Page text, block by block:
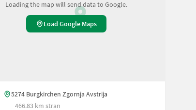
dogovorite za termin po telefonu ali po e-pošti. Ekipa
Loading the map will send data to Google.
Load Google Maps
5274 Burgkirchen Zgornja Avstrija
466.83 km stran